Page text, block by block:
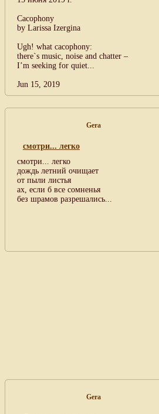
Cacophony
by Larissa Izergina
Ugh! what cacophony:
there`s music, noise and chatter –
I’m seeking for quiet...
Jun 15, 2019
Gera
смотри... легко
смотри... легко
дождь летний очищает
от пыли листья
ах, если б все сомненья
без шрамов разрешались...
Gera